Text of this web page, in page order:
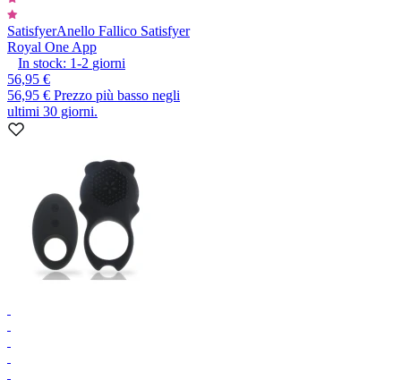
SatisfyerAnello Fallico Satisfyer
Royal One App
In stock: 1-2 giorni
56,95 €
56,95 € Prezzo più basso negli
ultimi 30 giorni.